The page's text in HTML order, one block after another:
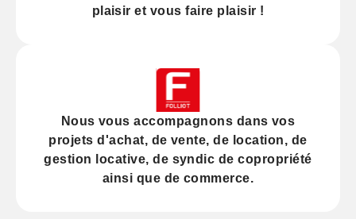
plaisir et vous faire plaisir !
Nous vous accompagnons dans vos
projets d'achat, devente, de location, de
gestion locative, de syndic de copropriété
ainsi que de commerce.